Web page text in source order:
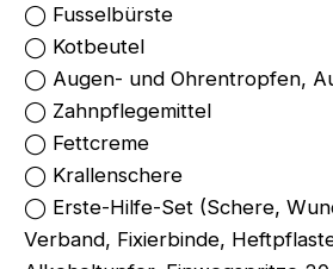
◯ Fusselbürste
◯ Kotbeutel
◯ Augen- und Ohrentropfen,
◯ Zahnpflegemittel
◯ Fettcreme
◯ Krallenschere
◯ Erste-Hilfe-Set (Schere,
Verband, Fixierbinde,